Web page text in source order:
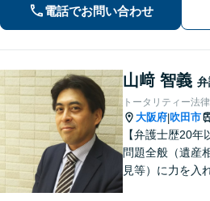
す。【
電話でお問い合わせ
山﨑 智義
トータリティー法
大阪府|吹田市
【弁護士歴20年
問題全般（遺産
見等）に力を入